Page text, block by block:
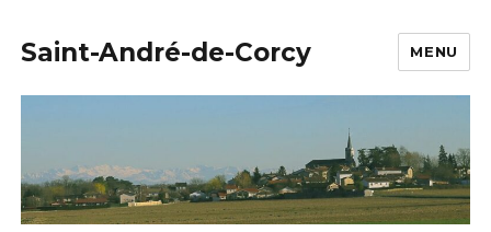
Saint-André-de-Corcy MENU